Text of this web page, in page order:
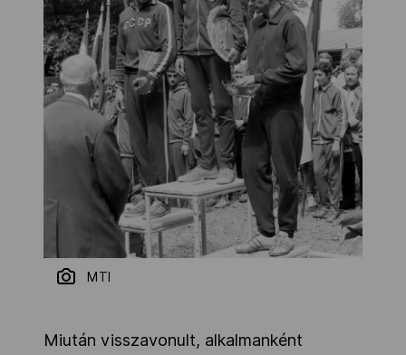
MTI
Miután visszavonult, alkalmanként